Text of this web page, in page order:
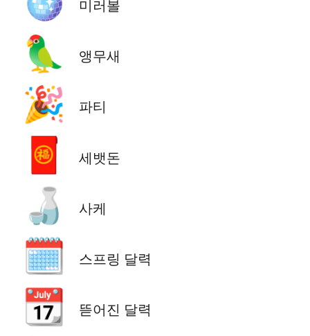
미러볼
🦜 앵무새
🎉 파티
🧧 세뱃돈
🍶 사케
🗓️ 스프링 달력
📆 뜯어진 달력